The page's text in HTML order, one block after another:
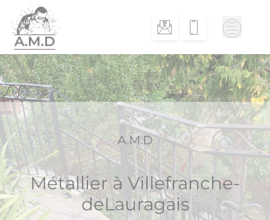
content
A.M.D
Métallier à Villefranche-
deLauragais